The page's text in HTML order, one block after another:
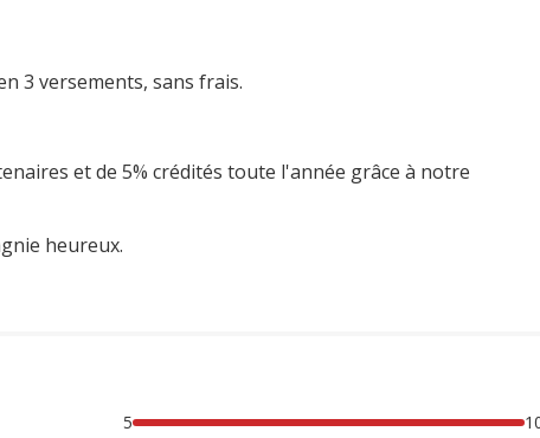
3 versements, sans frais.
et de 5% crédités toute l'année grâce à notre
heureux.
5